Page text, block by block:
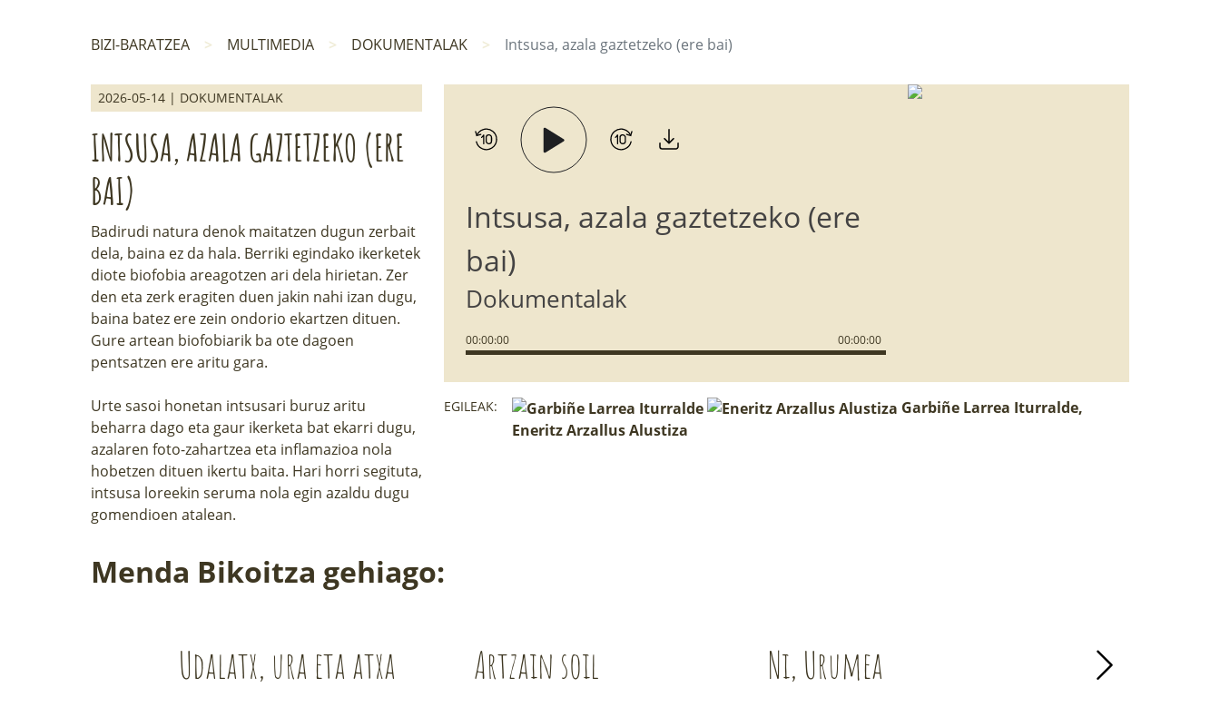
BIZI-BARATZEA MULTIMEDIA DOKUMENTALAK Intsusa, azala gaztetzeko (ere bai)
2026-05-14 | DOKUMENTALAK
INTSUSA, AZALA GAZTETZEKO (ERE
BAI)
Badirudi natura denok maitatzen dugun zerbait
dela, baina ez da hala. Berriki egindako ikerketek
diote biofobia areagotzen ari dela hirietan. Zer
den eta zerk eragiten duen jakin nahi izan dugu,
baina batez ere zein ondorio ekartzen dituen.
Gure artean biofobiarik ba ote dagoen
pentsatzen ere aritu gara.
Urte sasoi honetan intsusari buruz aritu
beharra dago eta gaur ikerketa bat ekarri dugu,
azalaren foto-zahartzea eta inflamazioa nola
hobetzen dituen ikertu baita. Hari horri segituta,
intsusa loreekin seruma nola egin azaldu dugu
gomendioen atalean.
Intsusa, azala gaztetzeko (ere
bai)
Dokumentalak
00:00:00 00:00:00
EGILEAK:
Garbiñe Larrea Iturralde,
Eneritz Arzallus Alustiza
Menda Bikoitza gehiago:
Udalatx, ura eta atxa Artzain soil Ni, Urumea Ni Greta naiz